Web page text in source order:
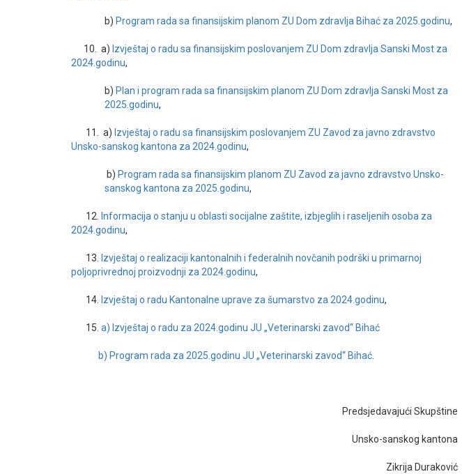
b) Program rada sa finansijskim planom ZU Dom zdravlja Bihać za 2025.godinu,
10. a) Izvještaj o radu sa finansijskim poslovanjem ZU Dom zdravlja Sanski Most za
2024.godinu,
b) Plan i program rada sa finansijskim planom ZU Dom zdravlja Sanski Most za
2025.godinu,
11. a) Izvještaj o radu sa finansijskim poslovanjem ZU Zavod za javno zdravstvo
Unsko-sanskog kantona za 2024.godinu,
b) Program rada sa finansijskim planom ZU Zavod za javno zdravstvo Unsko-
sanskog kantona za 2025.godinu,
12. Informacija o stanju u oblasti socijalne zaštite, izbjeglih i raseljenih osoba za
2024.godinu,
13. Izvještaj o realizaciji kantonalnih i federalnih novčanih podrški u primarnoj
poljoprivrednoj proizvodnji za 2024.godinu,
14. Izvještaj o radu Kantonalne uprave za šumarstvo za 2024.godinu,
15. a) Izvještaj o radu za 2024.godinu JU „Veterinarski zavod“ Bihać
b) Program rada za 2025.godinu JU „Veterinarski zavod“ Bihać.
Predsjedavajući Skupštine
Unsko-sanskog kantona
Zikrija Duraković